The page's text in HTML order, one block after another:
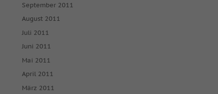
September 2011
August 2011
Juli 2011
Juni 2011
Mai 2011
April 2011
März 2011